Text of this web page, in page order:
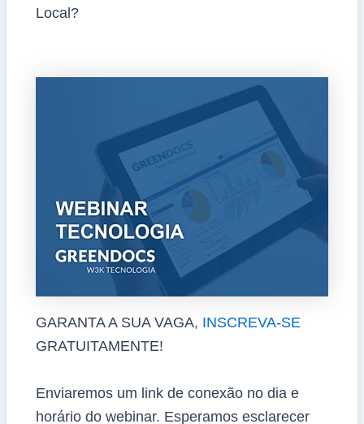
Local?
GARANTA A SUA VAGA, INSCREVA-SE
GRATUITAMENTE!
Enviaremos um link de conexão no dia e
horário do webinar. Esperamos esclarecer